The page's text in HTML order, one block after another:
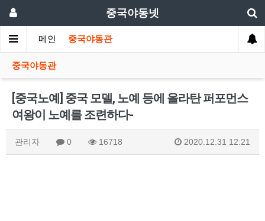
중국야동넷
메인 중국야동관
중국야동관
[중국노예] 중국 모델, 노예 등에 올라탄 퍼포먼스
여왕이 노예를 조련하다-
관리자 0 16718 2020.12.31 12:21